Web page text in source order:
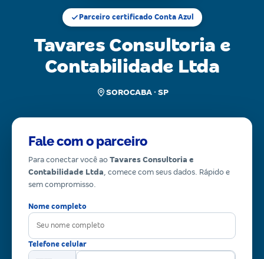
Parceiro certificado Conta Azul
Tavares Consultoria e
Contabilidade Ltda
SOROCABA · SP
Fale com o parceiro
Para conectar você ao Tavares Consultoria e
Contabilidade Ltda, comece com seus dados. Rápido e
sem compromisso.
Nome completo
Telefone celular